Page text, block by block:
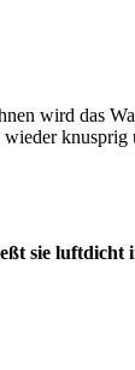
wird das
wieder knusprig
sie luftdicht